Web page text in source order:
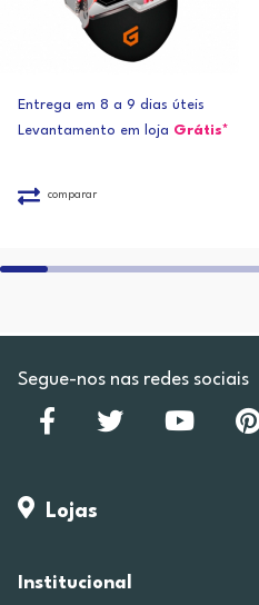
Entrega em 8 a 9 dias úteis
Levantamento em loja Grátis*
comparar
Segue-nos nas redes sociais
Lojas
Institucional